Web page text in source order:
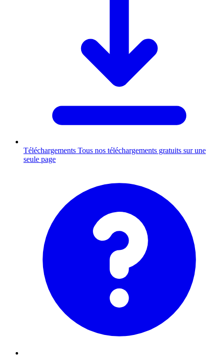
Téléchargements Tous nos téléchargements gratuits sur une
seule page